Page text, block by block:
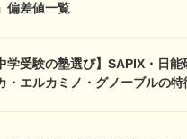
偏差値一覧
学受験の塾選び】SAPIX・日
・エルカミノ・グノーブルの